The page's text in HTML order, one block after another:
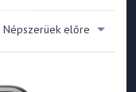
Népszerüek előre